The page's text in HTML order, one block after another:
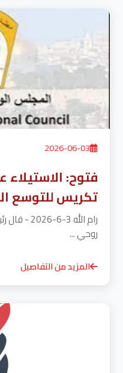
2026-06-03
فتوح: الاستيلاء
تكريس للتوسع
رام الله
روحي ...
المزيد من التفاصيل